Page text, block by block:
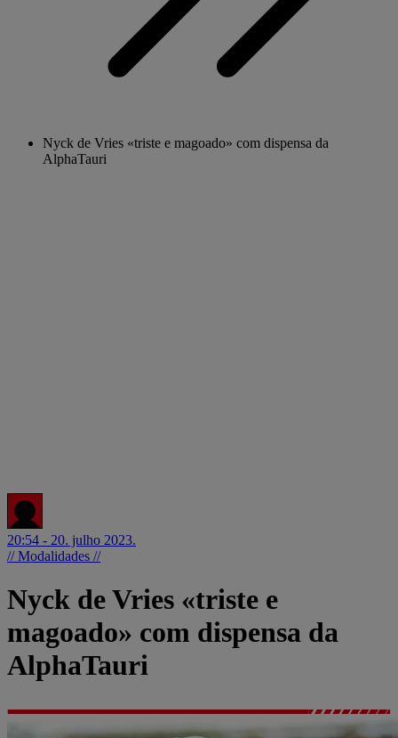
Nyck de Vries «triste e magoado» com dispensa da
AlphaTauri
20:54 - 20. julho 2023.
// Modalidades //
Nyck de Vries «triste e
magoado» com dispensa da
AlphaTauri